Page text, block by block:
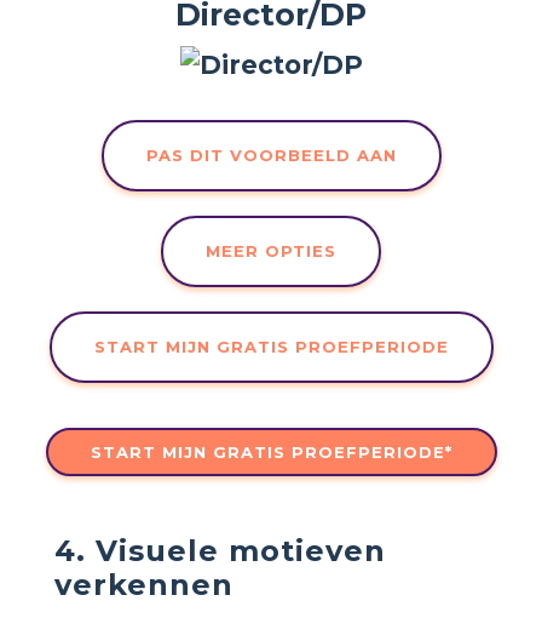
Director/DP
PAS DIT VOORBEELD AAN
MEER OPTIES
START MIJN GRATIS PROEFPERIODE
START MIJN GRATIS PROEFPERIODE*
4. Visuele motieven
verkennen